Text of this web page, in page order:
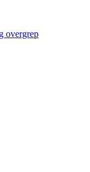
overgrep